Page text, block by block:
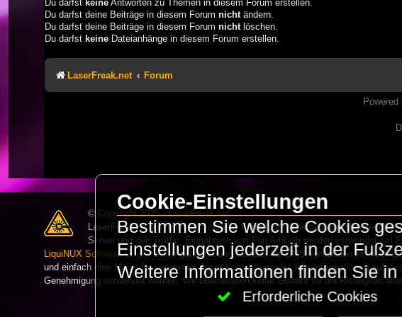
Du darfst keine Antworten zu Themen in diesem Forum erstellen.
Du darfst deine Beiträge in diesem Forum nicht ändern.
Du darfst deine Beiträge in diesem Forum nicht löschen.
Du darfst keine Dateianhänge in diesem Forum erstellen.
LaserFreak.net Forum
Powered
© Copyright 2025 - LaserFreak.net
LaserFreak ist ein freies und offenes Forum zum Thema
Server und den Traffic. Einnahmen von Fan Artikeln werden verwendet um
LiquiNUX Software GmbH Berlingehostet und betreut. Als CMS verwenden wir
und einfach eine Mail oder verwendet unser Kontaktformular. Alle Informationen auf
Genehmigung verwendet werden. Wir übernehmen keine Gewähr für die Richtigkeit
Cookie-Einstellungen
Bestimmen Sie welche Cookies
Einstellungen jederzeit in der
Weitere Informationen finden Sie
Erforderliche Cookies